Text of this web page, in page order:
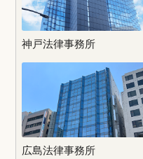
神戸法律事務所
広島法律事務所